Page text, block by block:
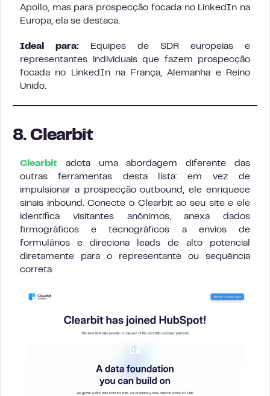
Apollo, mas para prospecção focada no LinkedIn na
Europa, ela se destaca.
Ideal para: Equipes de SDR europeias e
representantes individuais que fazem prospecção
focada no LinkedIn na França, Alemanha e Reino
Unido.
8. Clearbit
Clearbit adota uma abordagem diferente das
outras ferramentas desta lista: em vez de
impulsionar a prospecção outbound, ele enriquece
sinais inbound. Conecte o Clearbit ao seu site e ele
identifica visitantes anônimos, anexa dados
firmográficos e tecnográficos a envios de
formulários e direciona leads de alto potencial
diretamente para o representante ou sequência
correta.